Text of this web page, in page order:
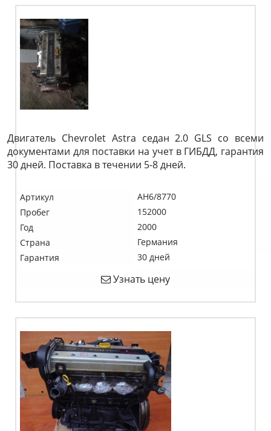
Двигатель Chevrolet Astra седан 2.0 GLS со всеми
документами для поставки на учет в ГИБДД, гарантия
30 дней. Поставка в течении 5-8 дней.
Артикул
AH6/8770
Пробег
152000
Год
2000
Страна
Германия
Гарантия
30 дней
Узнать цену